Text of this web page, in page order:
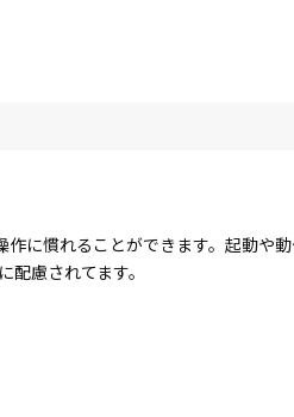
に慣れることができます。起動や
慮されてます。